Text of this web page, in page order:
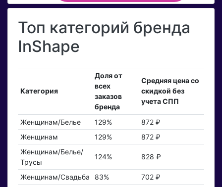
Топ категорий бренда
InShape
Категория
Доля от
всех
заказов
бренда
Средняя цена со
скидкой без
учета СПП
Женщинам/Белье 129%
872 ₽
Женщинам
129%
872 ₽
Женщинам/Белье/
Трусы
124% 828 ₽
Женщинам/Свадьба 83%
702 ₽